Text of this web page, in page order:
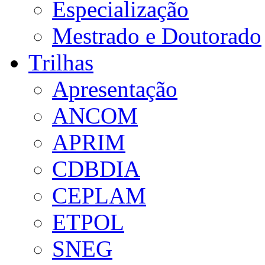
Especialização
Mestrado e Doutorado
Trilhas
Apresentação
ANCOM
APRIM
CDBDIA
CEPLAM
ETPOL
SNEG